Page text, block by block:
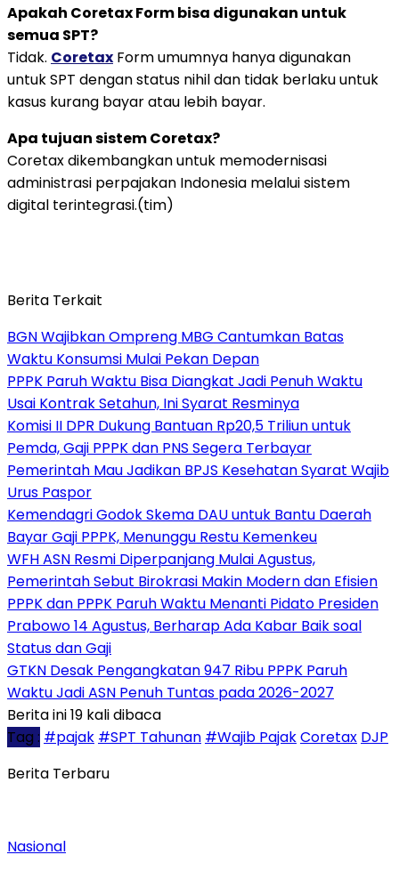
Apakah Coretax Form bisa digunakan untuk
semua SPT?
Tidak. Coretax Form umumnya hanya digunakan
untuk SPT dengan status nihil dan tidak berlaku untuk
kasus kurang bayar atau lebih bayar.
Apa tujuan sistem Coretax?
Coretax dikembangkan untuk memodernisasi
administrasi perpajakan Indonesia melalui sistem
digital terintegrasi.(tim)
Berita Terkait
BGN Wajibkan Ompreng MBG Cantumkan Batas
Waktu Konsumsi Mulai Pekan Depan
PPPK Paruh Waktu Bisa Diangkat Jadi Penuh Waktu
Usai Kontrak Setahun, Ini Syarat Resminya
Komisi II DPR Dukung Bantuan Rp20,5 Triliun untuk
Pemda, Gaji PPPK dan PNS Segera Terbayar
Pemerintah Mau Jadikan BPJS Kesehatan Syarat Wajib
Urus Paspor
Kemendagri Godok Skema DAU untuk Bantu Daerah
Bayar Gaji PPPK, Menunggu Restu Kemenkeu
WFH ASN Resmi Diperpanjang Mulai Agustus,
Pemerintah Sebut Birokrasi Makin Modern dan Efisien
PPPK dan PPPK Paruh Waktu Menanti Pidato Presiden
Prabowo 14 Agustus, Berharap Ada Kabar Baik soal
Status dan Gaji
GTKN Desak Pengangkatan 947 Ribu PPPK Paruh
Waktu Jadi ASN Penuh Tuntas pada 2026-2027
Berita ini 19 kali dibaca
Tag : #pajak #SPT Tahunan #Wajib PajakCoretax DJP
Berita Terbaru
Nasional